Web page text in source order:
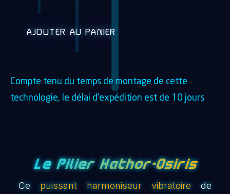
AJOUTER AU PANIER
Compte tenu du temps de montage de cette
technologie, le délai d’expédition est de 10 jours
Le Pilier Hathor-Osiris
Ce puissant harmoniseur vibratoire de